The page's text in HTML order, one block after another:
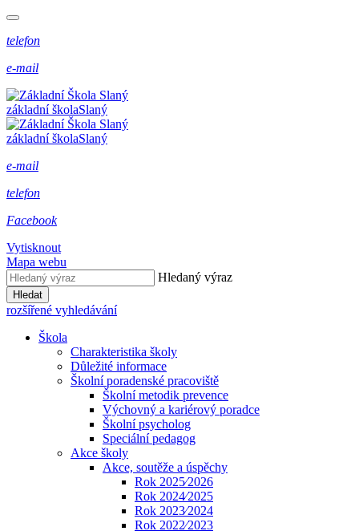
telefon
e-mail
základní školaSlaný
základní školaSlaný
e-mail
telefon
Facebook
Vytisknout
Mapa webu
Hledaný výraz
Hledat
rozšířené vyhledávání
Škola
Charakteristika školy
Důležité informace
Školní poradenské pracoviště
Školní metodik prevence
Výchovný a kariérový poradce
Školní psycholog
Speciální pedagog
Akce školy
Akce, soutěže a úspěchy
Rok 2025⁄2026
Rok 2024⁄2025
Rok 2023⁄2024
Rok 2022⁄2023